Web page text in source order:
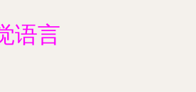
语言